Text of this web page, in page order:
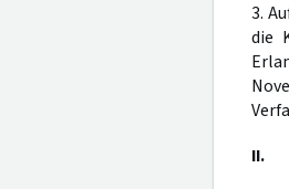
3.
die
II.